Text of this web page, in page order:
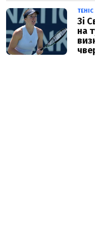
ТЕНІС
Зі
на